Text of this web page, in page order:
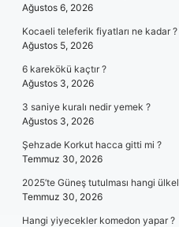
Ağustos 6, 2026
Kocaeli teleferik fiyatları ne kadar ?
Ağustos 5, 2026
6 karekökü kaçtır ?
Ağustos 3, 2026
3 saniye kuralı nedir yemek ?
Ağustos 3, 2026
Şehzade Korkut hacca gitti mi ?
Temmuz 30, 2026
2025’te Güneş tutulması hangi
Temmuz 30, 2026
Hangi yiyecekler komedon yapar ?